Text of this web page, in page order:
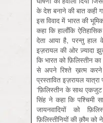
के देश बनाने की बात कही
इस विवाद में भारत की
कहा कि हालाँकि
देता आया है, परन्तु हाल
इज़रायल की ओर ज़्यादा
कि भारत को फ़ि‍लिस्तीन
से अपने रिश्‍ते ख़त्म करने
प्रस्तावित इज़रायल यात्रा
‘फ़ि‍लिस्तीन के साथ
सिंह ने कहा कि पश्चिमी
जायनवादियों को
फ़िलिस्तीनियों की क़ौम